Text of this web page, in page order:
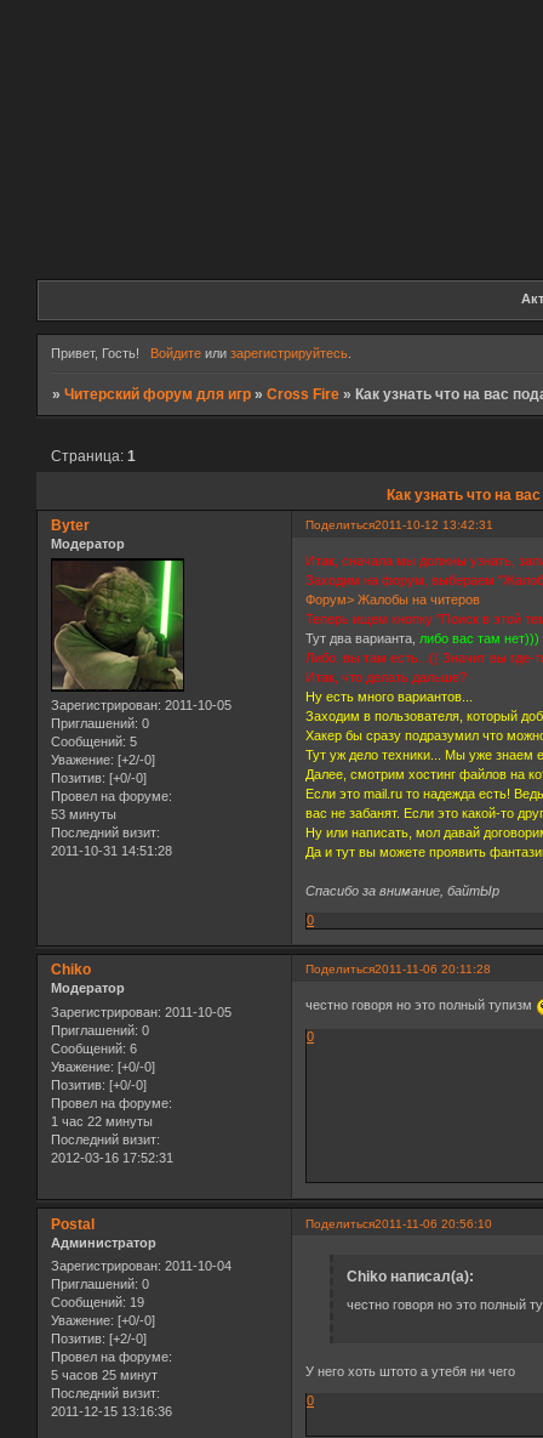
Привет, Гость! Войдитеили зарегистрируйтесь.
»Читерский форум для игр »Cross Fire »Как узнать что на вас
Как узнать что на
Страница:1
Поделиться2011-10-12 13:42:31
Byter
Модератор
Зарегистрирован: 2011-10-05
Приглашений: 0
Сообщений: 5
Уважение: [+2/-0]
Позитив: [+0/-0]
Провел на форуме:
53 минуты
Последний визит:
2011-10-31 14:51:28
Итак, сначала мы должны узнать,
Заходим на форум, выбераем
Форум> Жалобы на читеров
Теперь ищем кнопку "Поиск в этой
Тут два варианта, либо вас там
Либо, вы там есть...(( Значит вы где-
Итак, что делать дальше?
Ну есть много вариантов...
Заходим в пользователя, который
Хакер бы сразу подразумил что
Тут уж дело техники... Мы уже знаем
Далее, смотрим хостинг файлов на
Если это mail.ru то надежда есть!
вас не забанят. Если это какой-то
Ну или написать, мол давай
Да и тут вы можете проявить
Спасибо за внимание, байтЫр
0
Поделиться2011-11-06 20:11:28
Chiko
Модератор
Зарегистрирован: 2011-10-05
Приглашений: 0
Сообщений: 6
Уважение: [+0/-0]
Позитив: [+0/-0]
Провел на форуме:
1 час 22 минуты
Последний визит:
2012-03-16 17:52:31
честно говоря но это полный тупизм
0
Поделиться2011-11-06 20:56:10
Postal
Администратор
Зарегистрирован: 2011-10-04
Приглашений: 0
Сообщений: 19
Уважение: [+0/-0]
Позитив: [+2/-0]
Провел на форуме:
5 часов 25 минут
Последний визит:
2011-12-15 13:16:36
Chiko написал(а):
честно говоря но это полный
У него хоть штото а утебя ни чего
0